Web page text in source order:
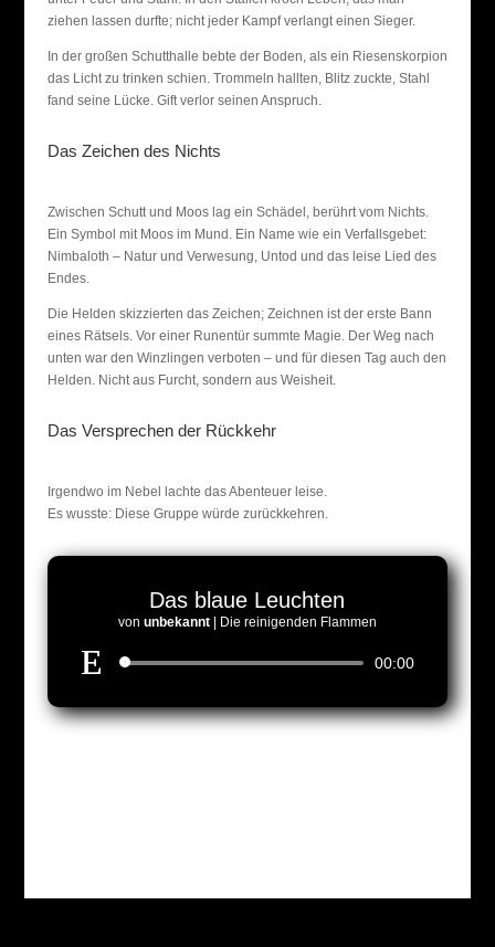
ziehen lassen durfte; nicht jeder Kampf verlangt einen Sieger.
In der großen Schutthalle bebte der Boden, als ein Riesenskorpion
das Licht zu trinken schien. Trommeln hallten, Blitz zuckte, Stahl
fand seine Lücke. Gift verlor seinen Anspruch.
Das Zeichen des Nichts
Zwischen Schutt und Moos lag ein Schädel, berührt vom Nichts.
Ein Symbol mit Moos im Mund. Ein Name wie ein Verfallsgebet:
Nimbaloth – Natur und Verwesung, Untod und das leise Lied des
Endes.
Die Helden skizzierten das Zeichen; Zeichnen ist der erste Bann
eines Rätsels. Vor einer Runentür summte Magie. Der Weg nach
unten war den Winzlingen verboten – und für diesen Tag auch den
Helden. Nicht aus Furcht, sondern aus Weisheit.
Das Versprechen der Rückkehr
Irgendwo im Nebel lachte das Abenteuer leise.
Es wusste: Diese Gruppe würde zurückkehren.
Das blaue Leuchten
von unbekannt| Die reinigenden Flammen
Audio-
00:00